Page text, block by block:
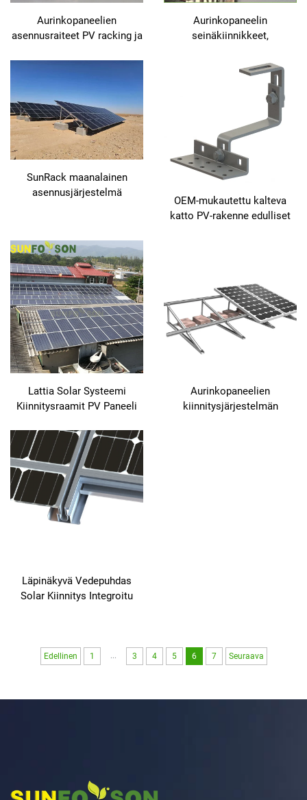
Aurinkopaneelien
asennusraiteet PV racking ja
Aurinkopaneelin
seinäkiinnikkeet,
ulkoseinäverhous,
aurinkomoduulin asennus
SunRack maanalainen
asennusjärjestelmä
rakenneelementit
OEM-mukautettu kalteva
katto PV-rakenne edulliset
Lattia Solar Systeemi
Kiinnitysraamit PV Paneeli
Aurinkopaneelien
kiinnitysjärjestelmän
Läpinäkyvä Vedepuhdas
Solar Kiinnitys Integroitu
Edellinen 1 ... 3 4 5 6 7 Seuraava